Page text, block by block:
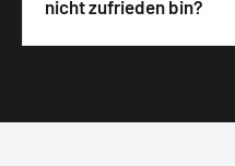
unterstützen dich dabei,
korrekt an deinem
nicht zufrieden bin?
Ja, du kannst die Teile